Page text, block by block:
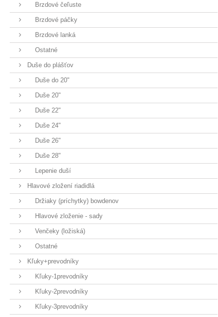
Brzdové čeľuste
Brzdové páčky
Brzdové lanká
Ostatné
Duše do plášťov
Duše do 20"
Duše 20"
Duše 22"
Duše 24"
Duše 26"
Duše 28"
Lepenie duší
Hlavové zložení riadidlá
Držiaky (príchytky) bowdenov
Hlavové zloženie - sady
Venčeky (ložiská)
Ostatné
Kľuky+prevodníky
Kľuky-1prevodníky
Kľuky-2prevodníky
Kľuky-3prevodníky